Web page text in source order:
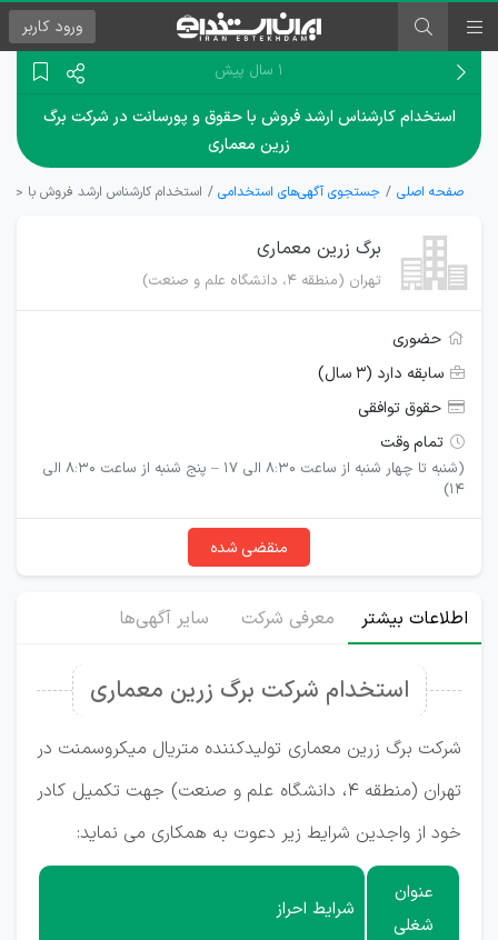
ورود کاربر
۱ سال پیش
استخدام کارشناس ارشد فروش با حقوق و پورسانت در شرکت برگ
زرین معماری
صفحه اصلی جستجوی آگهی‌های استخدامی استخدام کارشناس ارشد فروش با
برگ زرین معماری
تهران (منطقه ۴، دانشگاه علم و صنعت)
حضوری
سابقه دارد (۳ سال)
حقوق توافقی
تمام وقت
(شنبه تا چهار شنبه از ساعت 8:30 الی 17 – پنج شنبه از ساعت 8:30 الی
14)
منقضی شده
اطلاعات بیشتر معرفی شرکت سایر آگهی‌ها
استخدام شرکت برگ زرین معماری
شرکت برگ زرین معماری تولیدکننده متریال میکروسمنت در
تهران (منطقه ۴، دانشگاه علم و صنعت) جهت تکمیل کادر
خود از واجدین شرایط زیر دعوت به همکاری می نماید:
عنوان
شغلی
شرایط احراز